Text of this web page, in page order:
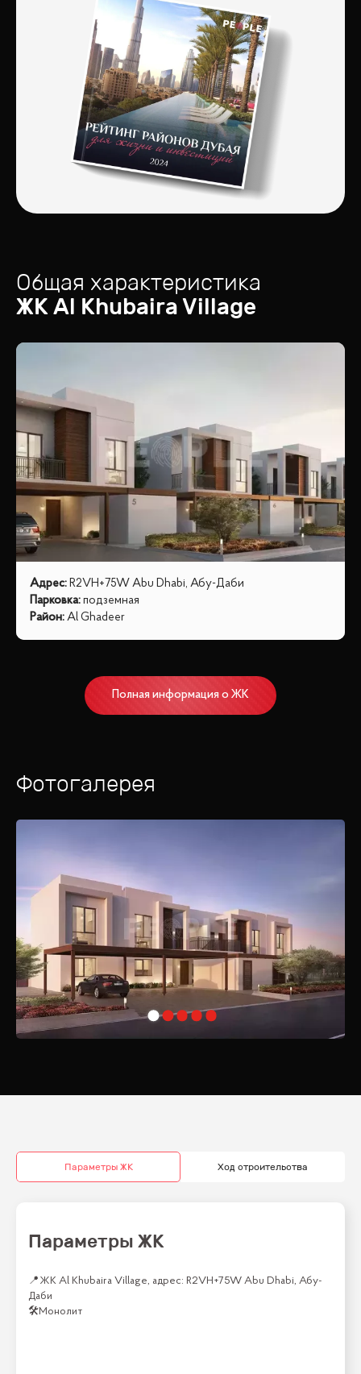
Общая характеристика
ЖКAl Khubaira Village
Адрес: R2VH+75W Abu Dhabi, Абу-Даби
Парковка: подземная
Район: Al Ghadeer
Полная информация о ЖК
Фотогалерея
Параметры ЖК Ход строительства
Параметры ЖК
📍 ЖК Al Khubaira Village, адрес: R2VH+75W Abu Dhabi, Абу-
Даби
🛠Монолит